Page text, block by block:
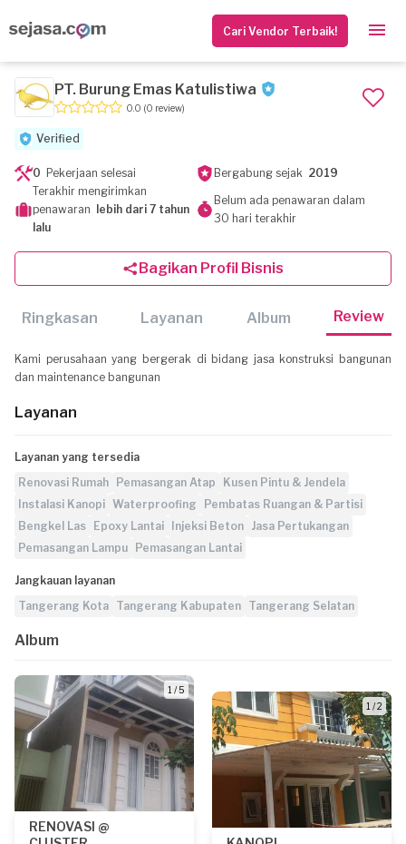
Cari Vendor Terbaik!
PT. Burung Emas Katulistiwa
0.0 (0 review)
Verified
0 Pekerjaan selesai Bergabung sejak 2019
Terakhir mengirimkan
penawaran
lebih dari 7 tahun
lalu
Belum ada penawaran dalam
30 hari terakhir
Bagikan Profil Bisnis
Ringkasan Layanan Album Review
Kami perusahaan yang bergerak di bidang jasa konstruksi bangunan
dan maintenance bangunan
Layanan
Layanan yang tersedia
Renovasi Rumah
Pemasangan Atap
Kusen Pintu & Jendela
Instalasi Kanopi Waterproofing
Pembatas Ruangan & Partisi
Bengkel Las
Epoxy Lantai Injeksi Beton Jasa Pertukangan
Pemasangan Lampu
Pemasangan Lantai
Jangkauan layanan
Tangerang Kota Tangerang Kabupaten Tangerang Selatan
Album
1 / 5
RENOVASI @
1 / 2